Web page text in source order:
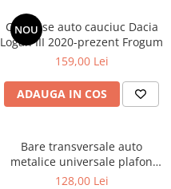
NOU
Covorase auto cauciuc Dacia
Logan III 2020-prezent Frogum
159,00 Lei
ADAUGA IN COS
Bare transversale auto
metalice universale plafon
120 cm set 2 buc
128,00 Lei